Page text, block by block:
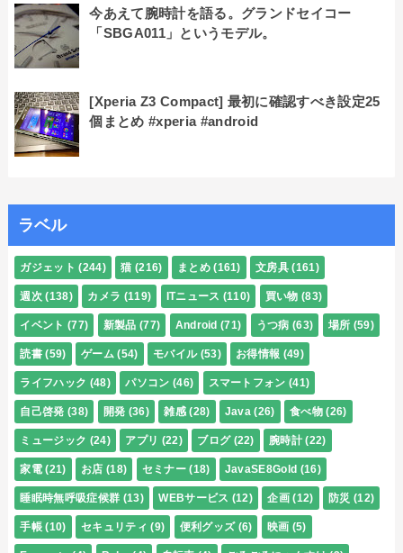
今あえて腕時計を語る。グランドセイコー
「SBGA011」というモデル。
[Xperia Z3 Compact] 最初に確認すべき設定25
個まとめ #xperia #android
ラベル
ガジェット (244) 猫 (216) まとめ (161) 文房具 (161)
週次 (138) カメラ (119) ITニュース (110) 買い物 (83)
イベント (77) 新製品 (77) Android (71) うつ病 (63) 場所 (59)
読書 (59) ゲーム (54) モバイル (53) お得情報 (49)
ライフハック (48) パソコン (46) スマートフォン (41)
自己啓発 (38) 開発 (36) 雑感 (28) Java (26) 食べ物 (26)
ミュージック (24) アプリ (22) ブログ (22) 腕時計 (22)
家電 (21) お店 (18) セミナー (18) JavaSE8Gold (16)
睡眠時無呼吸症候群 (13) WEBサービス (12) 企画 (12) 防災 (12)
手帳 (10) セキュリティ (9) 便利グッズ (6) 映画 (5)